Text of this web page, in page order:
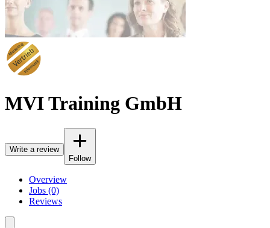
MVI Training GmbH
Write a review
Follow
Overview
Jobs (0)
Reviews